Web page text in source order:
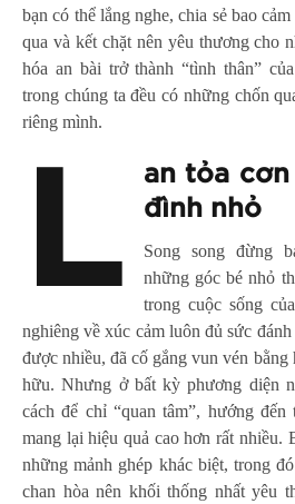
bạn có thể lắng nghe, chia sẻ bao
qua và kết chặt nên yêu thương cho
hóa an bài trở thành “tình thân”
trong chúng ta đều có những chốn
riêng mình.
L
an tỏa
đình nhỏ
Song song đừng
những góc bé nhỏ
trong cuộc sống
nghiêng về xúc cảm luôn đủ sức
được nhiều, đã cố gắng vun vén
hữu. Nhưng ở bất kỳ phương diện
cách để chỉ “quan tâm”, hướng
mang lại hiệu quả cao hơn rất nhiều.
những mảnh ghép khác biệt, trong
chan hòa nên khối thống nhất yêu